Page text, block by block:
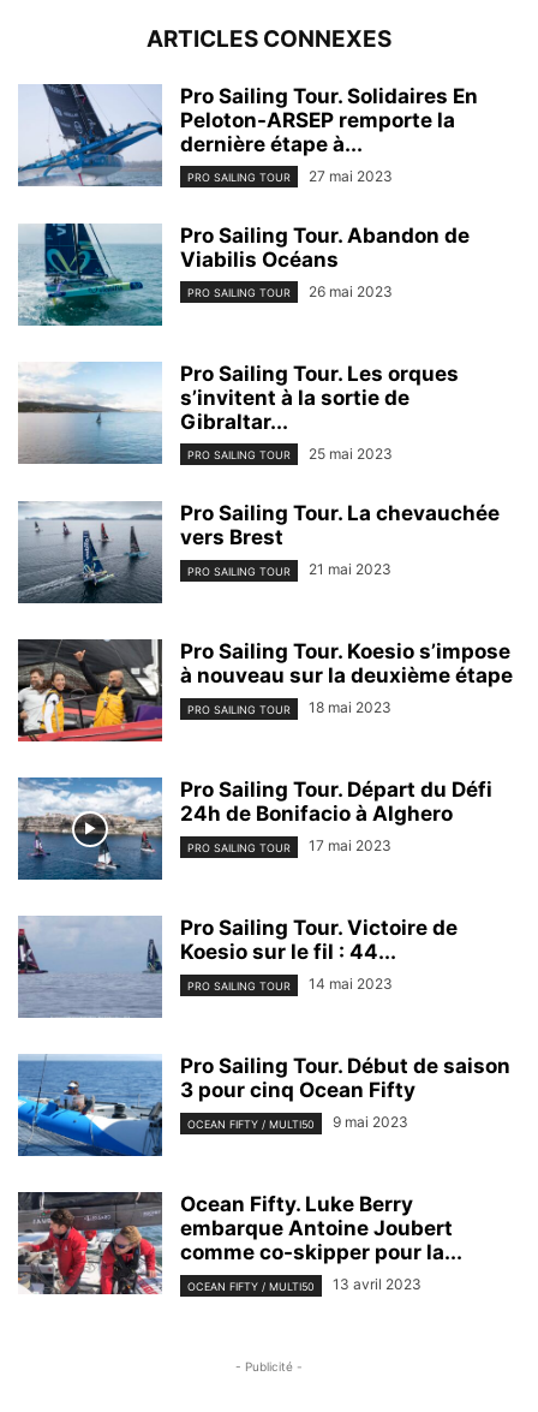
ARTICLES CONNEXES
Pro Sailing Tour. Solidaires En
Peloton-ARSEP remporte la
dernière étape à...
PRO SAILING TOUR 27 mai 2023
Pro Sailing Tour. Abandon de
Viabilis Océans
PRO SAILING TOUR 26 mai 2023
Pro Sailing Tour. Les orques
s’invitent à la sortie de
Gibraltar...
PRO SAILING TOUR 25 mai 2023
Pro Sailing Tour. La chevauchée
vers Brest
PRO SAILING TOUR 21 mai 2023
Pro Sailing Tour. Koesio s’impose
à nouveau sur la deuxième étape
PRO SAILING TOUR 18 mai 2023
Pro Sailing Tour. Départ du Défi
24h de Bonifacio à Alghero
PRO SAILING TOUR 17 mai 2023
Pro Sailing Tour. Victoire de
Koesio sur le fil : 44...
PRO SAILING TOUR 14 mai 2023
Pro Sailing Tour. Début de saison
3 pour cinq Ocean Fifty
OCEAN FIFTY / MULTI50 9 mai 2023
Ocean Fifty. Luke Berry
embarque Antoine Joubert
comme co-skipper pour la...
OCEAN FIFTY / MULTI50 13 avril 2023
- Publicité -